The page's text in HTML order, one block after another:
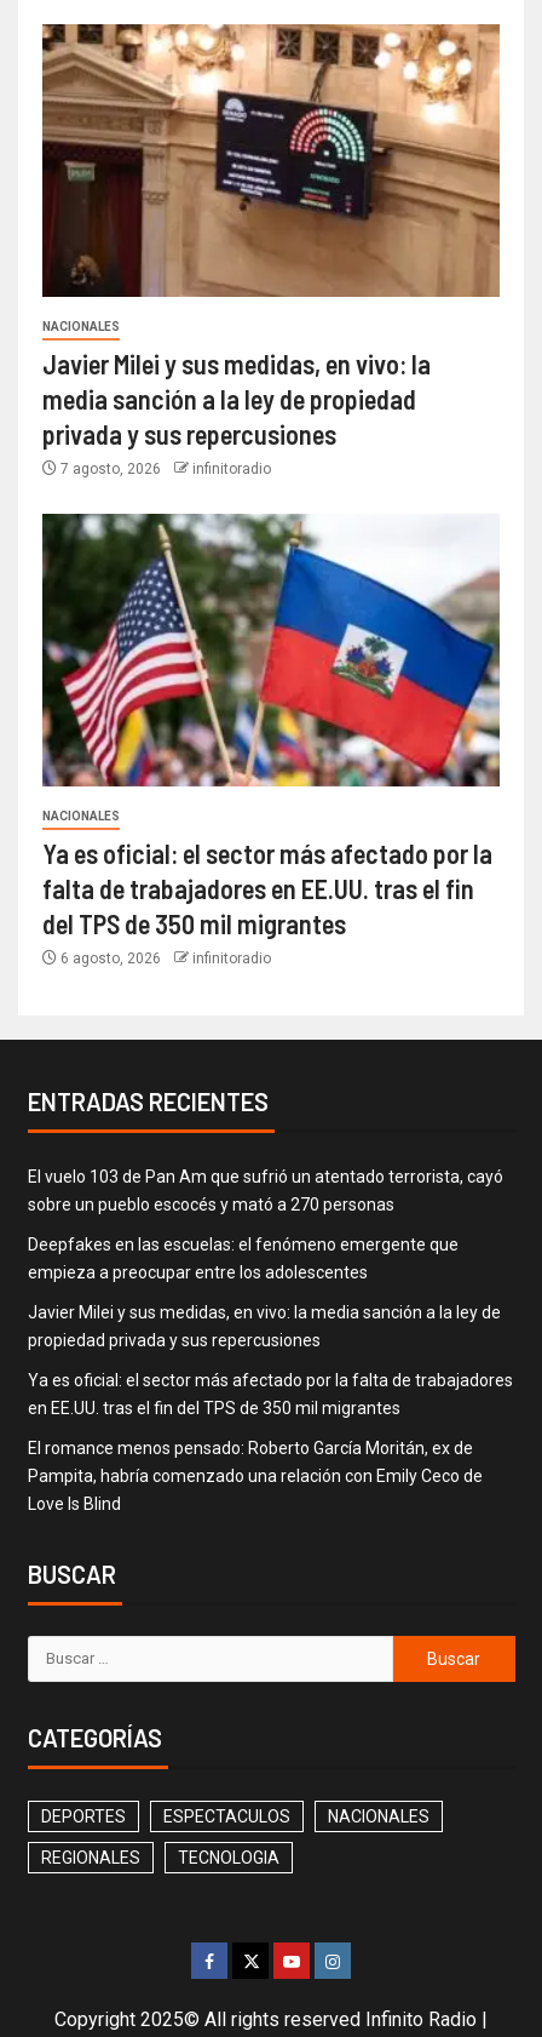
NACIONALES
Javier Milei y sus medidas, en vivo: la
media sanción a la ley de propiedad
privada y sus repercusiones
7 agosto, 2026 infinitoradio
NACIONALES
Ya es oficial: el sector más afectado por la
falta de trabajadores en EE.UU. tras el fin
del TPS de 350 mil migrantes
6 agosto, 2026 infinitoradio
ENTRADAS RECIENTES
El vuelo 103 de Pan Am que sufrió un atentado terrorista, cayó
sobre un pueblo escocés y mató a 270 personas
Deepfakes en las escuelas: el fenómeno emergente que
empieza a preocupar entre los adolescentes
Javier Milei y sus medidas, en vivo: la media sanción a la ley de
propiedad privada y sus repercusiones
Ya es oficial: el sector más afectado por la falta de trabajadores
en EE.UU. tras el fin del TPS de 350 mil migrantes
El romance menos pensado: Roberto García Moritán, ex de
Pampita, habría comenzado una relación con Emily Ceco de
Love Is Blind
BUSCAR
CATEGORÍAS
DEPORTES ESPECTACULOS NACIONALES
REGIONALES TECNOLOGIA
Copyright 2025© All rights reserved Infinito Radio |